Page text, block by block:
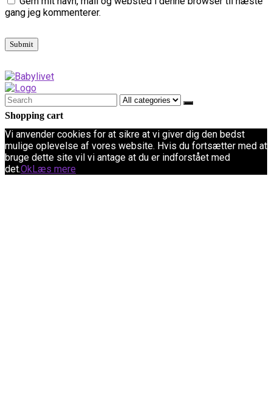
gang jeg kommenterer.
Shopping cart
Vi anvender cookies for at sikre at vi giver dig den bedst
mulige oplevelse af vores website. Hvis du fortsætter med at
bruge dette site vil vi antage at du er indforstået med
det.OkLæs mere